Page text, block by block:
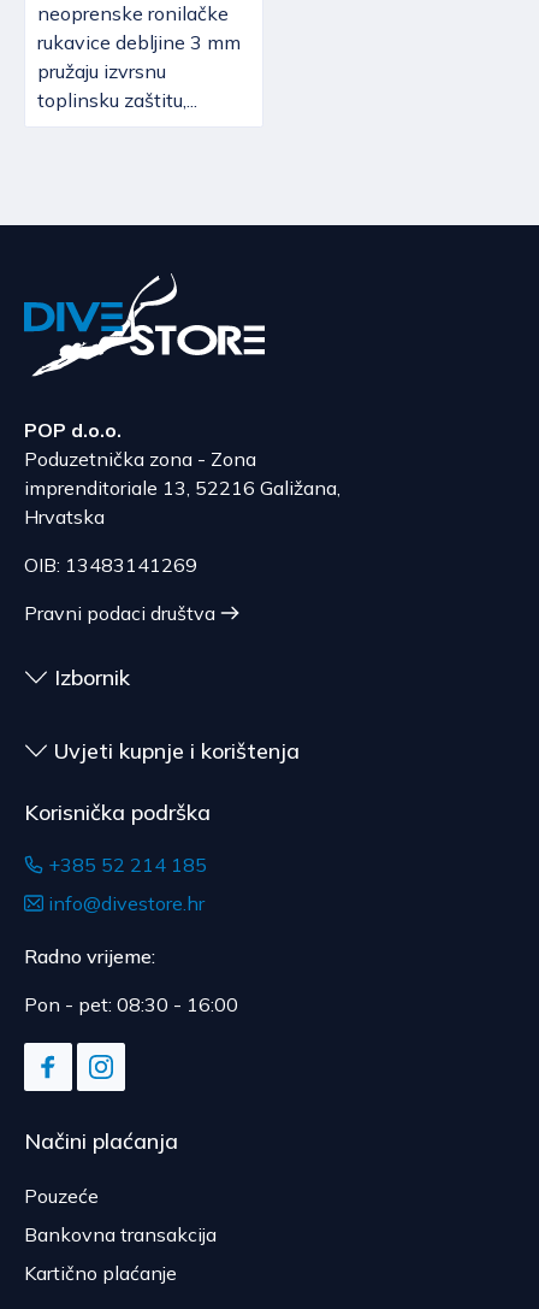
neoprenske ronilačke
rukavice debljine 3 mm
pružaju izvrsnu
toplinsku zaštitu,...
POP d.o.o.
Poduzetnička zona - Zona
imprenditoriale 13, 52216 Galižana,
Hrvatska
OIB: 13483141269
Pravni podaci društva
Izbornik
Uvjeti kupnje i korištenja
Korisnička podrška
+385 52 214 185
info@divestore.hr
Radno vrijeme:
Pon - pet: 08:30 - 16:00
Načini plaćanja
Pouzeće
Bankovna transakcija
Kartično plaćanje